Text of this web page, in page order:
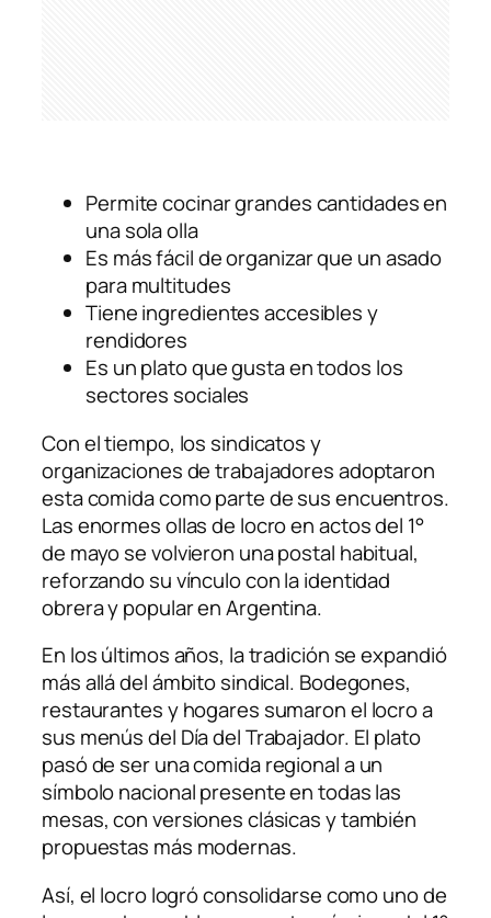
Permite cocinar grandes cantidades en
una sola olla
Es más fácil de organizar que un asado
para multitudes
Tiene ingredientes accesibles y
rendidores
Es un plato que gusta en todos los
sectores sociales
Con el tiempo, los sindicatos y
organizaciones de trabajadores adoptaron
esta comida como parte de sus encuentros.
Las enormes ollas de locro en actos del 1°
de mayo se volvieron una postal habitual,
reforzando su vínculo con la identidad
obrera y popular en Argentina.
En los últimos años, la tradición se expandió
más allá del ámbito sindical. Bodegones,
restaurantes y hogares sumaron el locro a
sus menús del Día del Trabajador. El plato
pasó de ser una comida regional a un
símbolo nacional presente en todas las
mesas, con versiones clásicas y también
propuestas más modernas.
Así, el locro logró consolidarse como uno de